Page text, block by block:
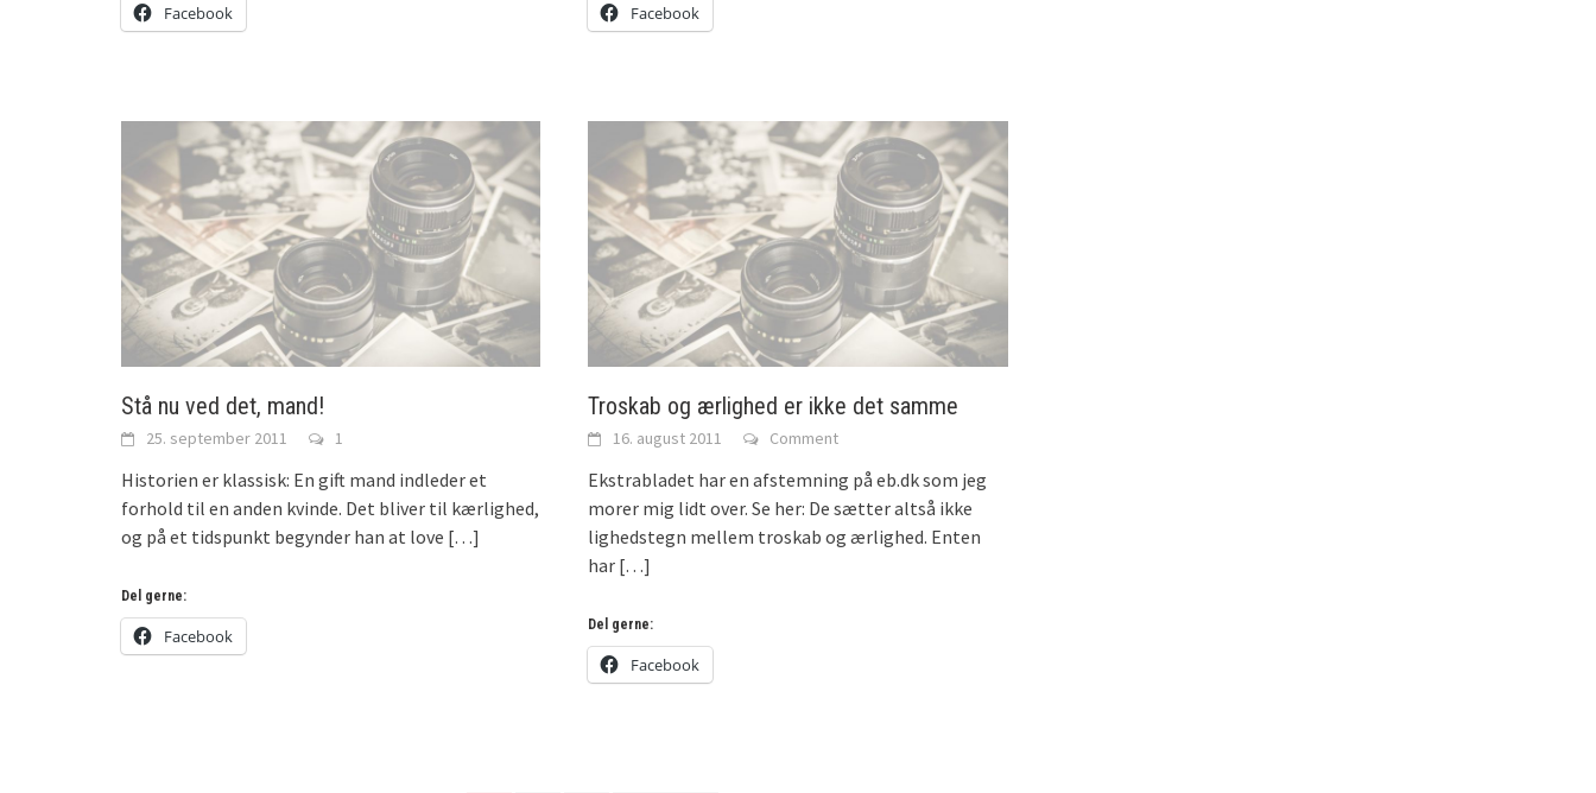
Facebook Facebook
Stå nu ved det, mand!
25. september 2011 1
Historien er klassisk: En gift mand indleder et
forhold til en anden kvinde. Det bliver til kærlighed,
og på et tidspunkt begynder han at love […]
Del gerne:
Facebook
Troskab og ærlighed er ikke det samme
16. august 2011 Comment
Ekstrabladet har en afstemning på eb.dk som jeg
morer mig lidt over. Se her: De sætter altså ikke
lighedstegn mellem troskab og ærlighed. Enten
har […]
Del gerne:
Facebook